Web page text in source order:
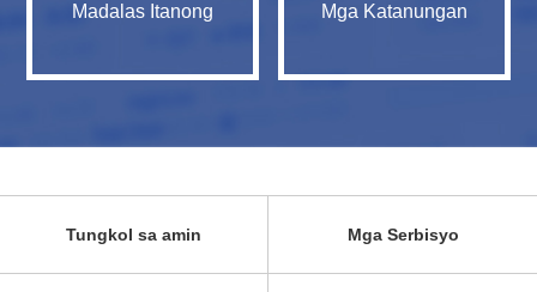
Madalas Itanong Mga Katanungan
Tungkol sa amin Mga Serbisyo